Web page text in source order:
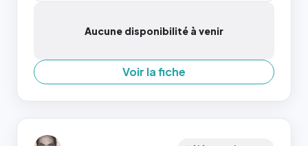
Aucune disponibilité à venir
Voir la fiche